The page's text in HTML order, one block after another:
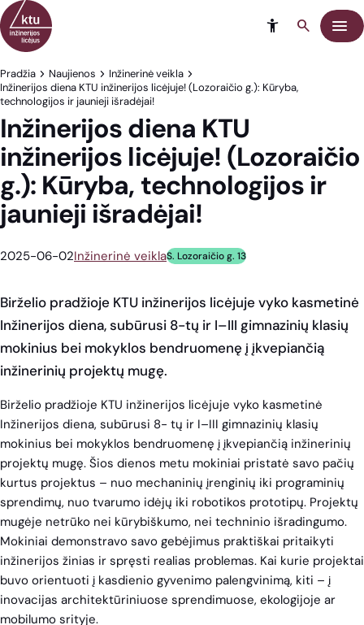
Eiti į turinį
Meniu
Pradžia Naujienos
Inžinerinė veikla
Inžinerijos diena KTU inžinerijos licėjuje! (Lozoraičio g.): Kūryba,
technologijos ir jaunieji išradėjai!
Inžinerijos diena KTU
inžinerijos licėjuje! (Lozoraičio
g.): Kūryba, technologijos ir
jaunieji išradėjai!
2025-06-02Inžinerinė veiklaS. Lozoraičio g. 13
Birželio pradžioje KTU inžinerijos licėjuje vyko kasmetinė
Inžinerijos diena, subūrusi 8-tų ir I–III gimnazinių klasių
mokinius bei mokyklos bendruomenę į įkvepiančią
inžinerinių projektų mugę.
Birželio pradžioje KTU inžinerijos licėjuje vyko kasmetinė
Inžinerijos diena, subūrusi 8- tų ir I–III gimnazinių klasių
mokinius bei mokyklos bendruomenę į įkvepiančią inžinerinių
projektų mugę. Šios dienos metu mokiniai pristatė savo pačių
kurtus projektus – nuo mechaninių įrenginių iki programinių
sprendimų, nuo tvarumo idėjų iki robotikos prototipų. Projektų
mugėje netrūko nei kūrybiškumo, nei techninio išradingumo.
Mokiniai demonstravo savo gebėjimus praktiškai pritaikyti
inžinerijos žinias ir spręsti realias problemas. Kai kurie projektai
buvo orientuoti į kasdienio gyvenimo palengvinimą, kiti – į
inovacijas architektūriniuose sprendimuose, ekologijoje ar
mobilumo srityje.